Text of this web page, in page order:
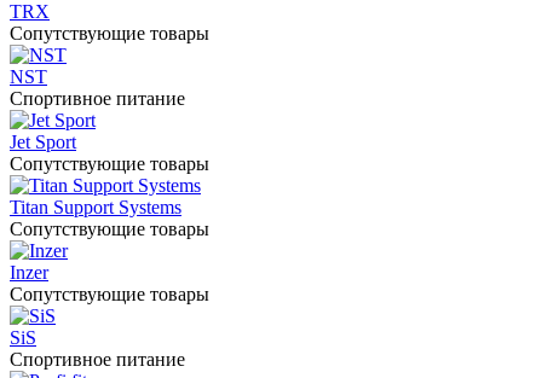
TRX
Сопутствующие товары
NST
Спортивное питание
Jet Sport
Сопутствующие товары
Titan Support Systems
Сопутствующие товары
Inzer
Сопутствующие товары
SiS
Спортивное питание